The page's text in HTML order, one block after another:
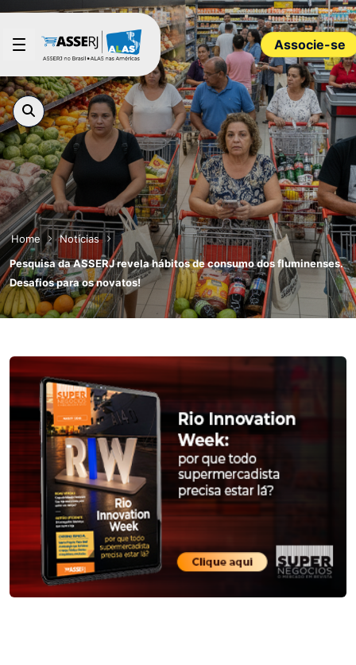
Pular para o Conteúdo principal
Associe-se
Home
Notícias
Pesquisa da ASSERJ revela hábitos de consumo dos fluminenses.
Desafios para os novatos!